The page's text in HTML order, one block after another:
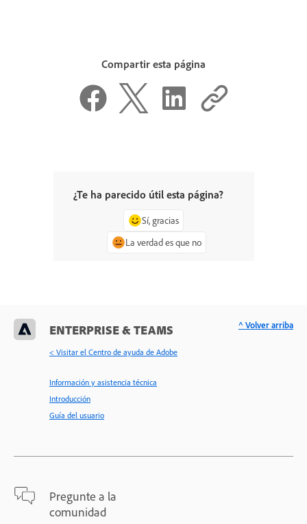
Compartir esta página
¿Te ha parecido útil esta página?
Sí, gracias
La verdad es que no
ENTERPRISE & TEAMS
< Visitar el Centro de ayuda de Adobe
Información y asistencia técnica
Introducción
Guía del usuario
Pregunte a la
comunidad
^ Volver arriba